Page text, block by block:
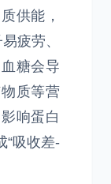
供能，
疲劳、
糖会导
质等营
响蛋白
“吸收差-